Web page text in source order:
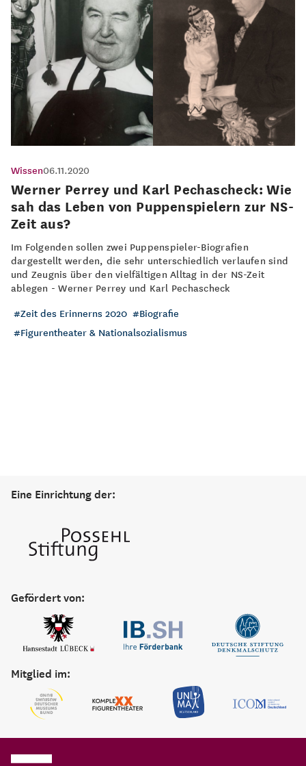
Wissen06.11.2020
Werner Perrey und Karl Pechascheck: Wie
sah das Leben von Puppenspielern zur NS-
Zeit aus?
Im Folgenden sollen zwei Puppenspieler-Biografien
dargestellt werden, die sehr unterschiedlich verlaufen sind
und Zeugnis über den vielfältigen Alltag in der NS-Zeit
ablegen - Werner Perrey und Karl Pechascheck
Zeit des Erinnerns 2020
Biografie
Figurentheater & Nationalsozialismus
Eine Einrichtung der:
Gefördert von:
Mitglied im: